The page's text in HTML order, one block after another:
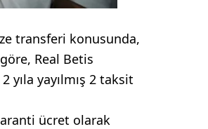
transferi konusunda,
Real Betis
yıla yayılmış 2 taksit
ücret olarak